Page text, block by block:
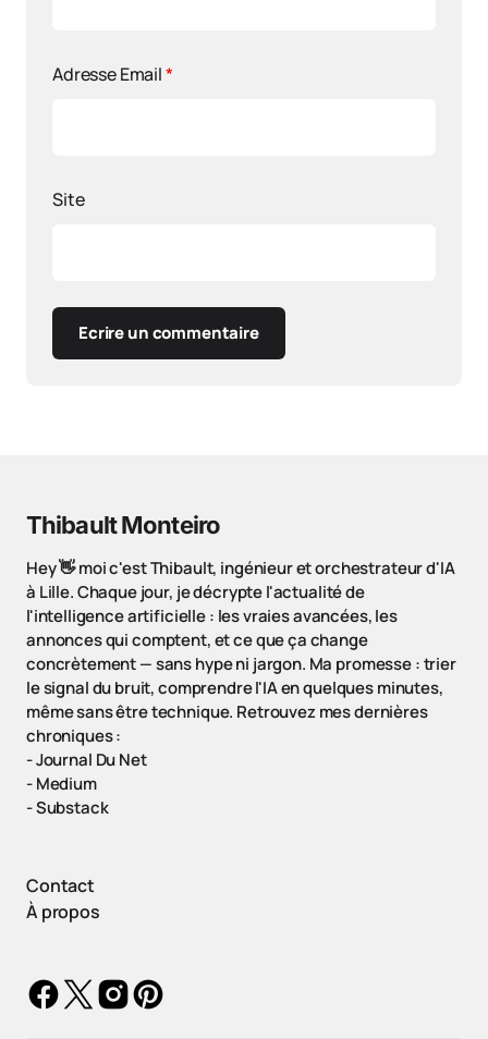
Adresse Email*
Site
Ecrire un commentaire
Thibault Monteiro
Hey 👋 moi c'est Thibault, ingénieur et orchestrateur d'IA
à Lille. Chaque jour, je décrypte l'actualité de
l'intelligence artificielle : les vraies avancées, les
annonces qui comptent, et ce que ça change
concrètement — sans hype ni jargon. Ma promesse : trier
le signal du bruit, comprendre l'IA en quelques minutes,
même sans être technique. Retrouvez mes dernières
chroniques :
-Journal Du Net
-Medium
-Substack
Contact
À propos